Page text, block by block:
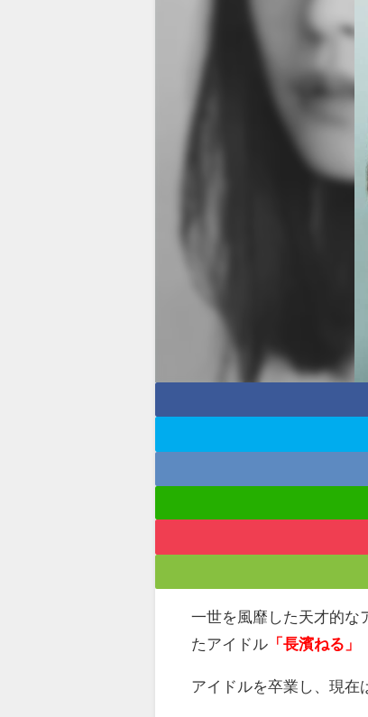
一世を風靡した天才的な
たアイドル 「長濱ねる」
アイドルを卒業し、現在